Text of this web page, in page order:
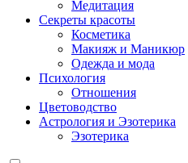
Медитация
Секреты красоты
Косметика
Макияж и Маникюр
Одежда и мода
Психология
Отношения
Цветоводство
Астрология и Эзотерика
Эзотерика